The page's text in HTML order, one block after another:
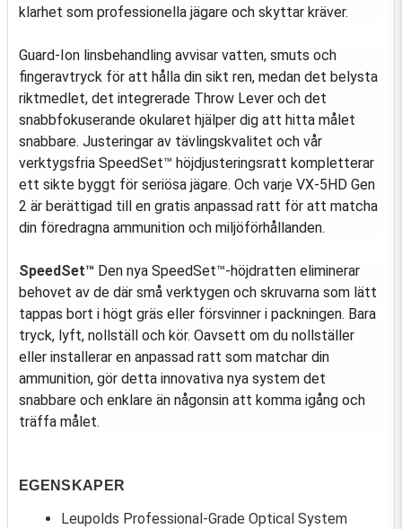
klarhet som professionella jägare och skyttar kräver.
Guard-Ion linsbehandling avvisar vatten, smuts och
fingeravtryck för att hålla din sikt ren, medan det belysta
riktmedlet, det integrerade Throw Lever och det
snabbfokuserande okularet hjälper dig att hitta målet
snabbare. Justeringar av tävlingskvalitet och vår
verktygsfria SpeedSet™ höjdjusteringsratt kompletterar
ett sikte byggt för seriösa jägare. Och varje VX-5HD Gen
2 är berättigad till en gratis anpassad ratt för att matcha
din föredragna ammunition och miljöförhållanden.
SpeedSet™ Den nya SpeedSet™-höjdratten eliminerar
behovet av de där små verktygen och skruvarna som lätt
tappas bort i högt gräs eller försvinner i packningen. Bara
tryck, lyft, nollställ och kör. Oavsett om du nollställer
eller installerar en anpassad ratt som matchar din
ammunition, gör detta innovativa nya system det
snabbare och enklare än någonsin att komma igång och
träffa målet.
EGENSKAPER
Leupolds Professional-Grade Optical System